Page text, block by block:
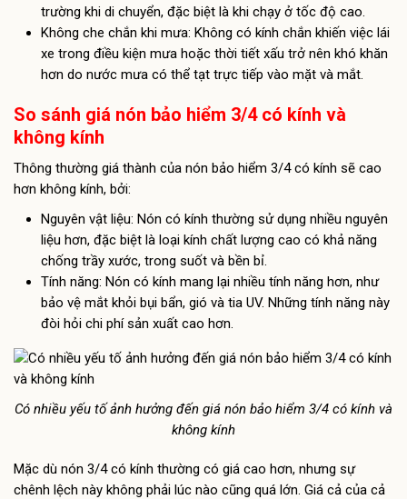
trường khi di chuyển, đặc biệt là khi chạy ở tốc độ cao.
Không che chắn khi mưa: Không có kính chắn khiến việc lái
xe trong điều kiện mưa hoặc thời tiết xấu trở nên khó khăn
hơn do nước mưa có thể tạt trực tiếp vào mặt và mắt.
So sánh giá nón bảo hiểm 3/4 có kính và
không kính
Thông thường giá thành của nón bảo hiểm 3/4 có kính sẽ cao
hơn không kính, bởi:
Nguyên vật liệu: Nón có kính thường sử dụng nhiều nguyên
liệu hơn, đặc biệt là loại kính chất lượng cao có khả năng
chống trầy xước, trong suốt và bền bỉ.
Tính năng: Nón có kính mang lại nhiều tính năng hơn, như
bảo vệ mắt khỏi bụi bẩn, gió và tia UV. Những tính năng này
đòi hỏi chi phí sản xuất cao hơn.
Có nhiều yếu tố ảnh hưởng đến giá nón bảo hiểm 3/4 có kính và
không kính
Mặc dù nón 3/4 có kính thường có giá cao hơn, nhưng sự
chênh lệch này không phải lúc nào cũng quá lớn. Giá cả của cả